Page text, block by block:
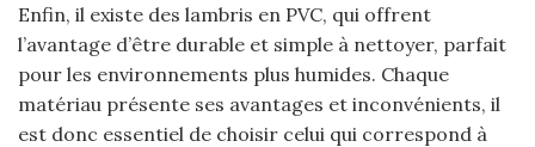
Enfin, il existe des lambris en PVC, qui offrent
l’avantage d’être durable et simple à nettoyer, parfait
pour les environnements plus humides. Chaque
matériau présente ses avantages et inconvénients, il
est donc essentiel de choisir celui qui correspond à